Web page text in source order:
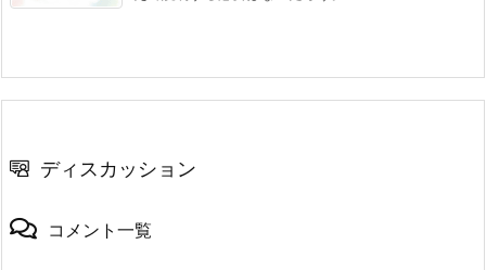
ディスカッション
コメント一覧